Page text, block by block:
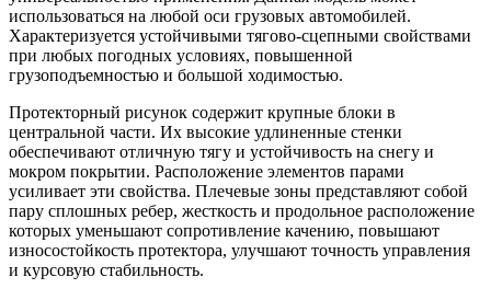
использоваться на любой оси грузовых автомобилей.
Характеризуется устойчивыми тягово-сцепными свойствами
при любых погодных условиях, повышенной
грузоподъемностью и большой ходимостью.
Протекторный рисунок содержит крупные блоки в
центральной части. Их высокие удлиненные стенки
обеспечивают отличную тягу и устойчивость на снегу и
мокром покрытии. Расположение элементов парами
усиливает эти свойства. Плечевые зоны представляют собой
пару сплошных ребер, жесткость и продольное расположение
которых уменьшают сопротивление качению, повышают
износостойкость протектора, улучшают точность управления
и курсовую стабильность.